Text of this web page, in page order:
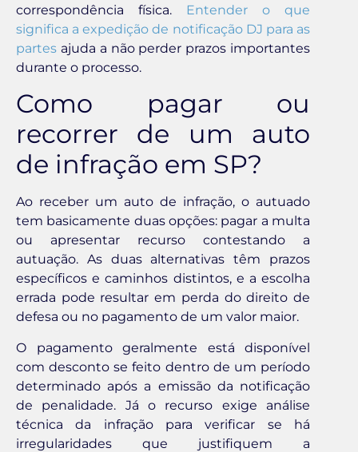
correspondência física. Entender o que
significa a expedição de notificação DJ para as
partes ajuda a não perder prazos importantes
durante o processo.
Como pagar ou
recorrer de um auto
de infração em SP?
Ao receber um auto de infração, o autuado
tem basicamente duas opções: pagar a multa
ou apresentar recurso contestando a
autuação. As duas alternativas têm prazos
específicos e caminhos distintos, e a escolha
errada pode resultar em perda do direito de
defesa ou no pagamento de um valor maior.
O pagamento geralmente está disponível
com desconto se feito dentro de um período
determinado após a emissão da notificação
de penalidade. Já o recurso exige análise
técnica da infração para verificar se há
irregularidades que justifiquem a